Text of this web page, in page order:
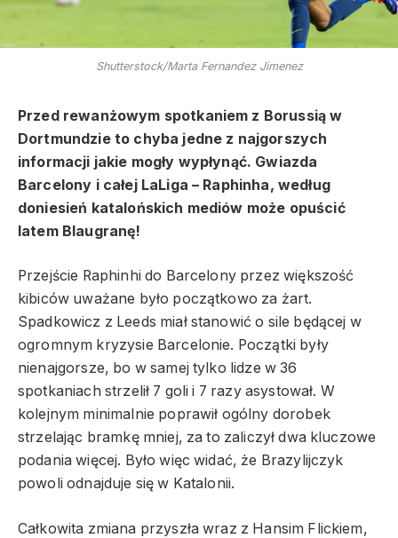
Shutterstock/Marta Fernandez Jimenez
Przed rewanżowym spotkaniem z Borussią w
Dortmundzie to chyba jedne z najgorszych
informacji jakie mogły wypłynąć. Gwiazda
Barcelony i całej LaLiga – Raphinha, według
doniesień katalońskich mediów może opuścić
latem Blaugranę!
Przejście Raphinhi do Barcelony przez większość
kibiców uważane było początkowo za żart.
Spadkowicz z Leeds miał stanowić o sile będącej w
ogromnym kryzysie Barcelonie. Początki były
nienajgorsze, bo w samej tylko lidze w 36
spotkaniach strzelił 7 goli i 7 razy asystował. W
kolejnym minimalnie poprawił ogólny dorobek
strzelając bramkę mniej, za to zaliczył dwa kluczowe
podania więcej. Było więc widać, że Brazylijczyk
powoli odnajduje się w Katalonii.
Całkowita zmiana przyszła wraz z Hansim Flickiem,